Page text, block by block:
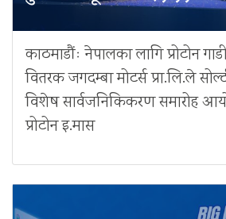
काठमाडौंः नेपालका लागि प्रोटोन
वितरक जगदम्बा मोटर्स प्रा.लि.ले
विशेष सार्वजनिकिकरण समारोह
प्रोटोन इ.मास